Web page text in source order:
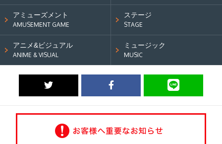
アミューズメント
AMUSEMENT GAME
ステージ
STAGE
アニメ&ビジュアル
ANIME & VISUAL
ミュージック
MUSIC